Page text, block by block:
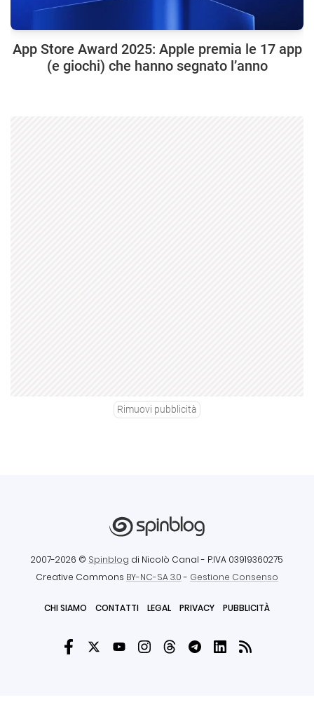
App Store Award 2025: Apple premia le 17 app
(e giochi) che hanno segnato l’anno
Rimuovi pubblicità
2007-2026 © Spinblog di Nicolò Canal - P.IVA 03919360275
Creative Commons BY-NC-SA 3.0- Gestione Consenso
CHI SIAMO CONTATTI LEGAL PRIVACY PUBBLICITÀ